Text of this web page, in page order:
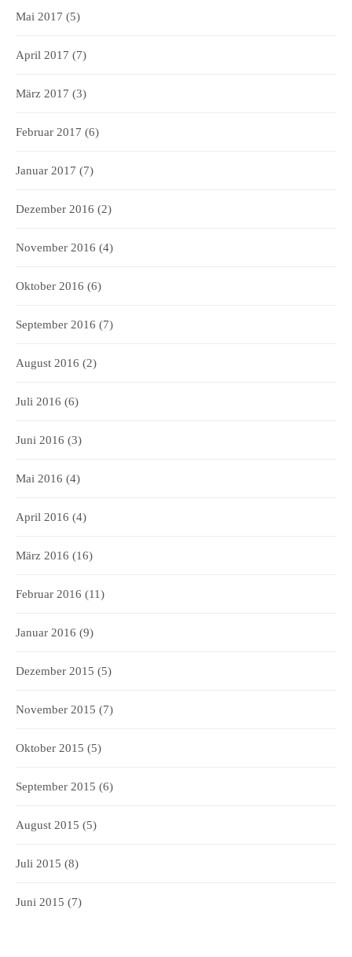
Mai 2017 (5)
April 2017 (7)
März 2017 (3)
Februar 2017 (6)
Januar 2017 (7)
Dezember 2016 (2)
November 2016 (4)
Oktober 2016 (6)
September 2016 (7)
August 2016 (2)
Juli 2016 (6)
Juni 2016 (3)
Mai 2016 (4)
April 2016 (4)
März 2016 (16)
Februar 2016 (11)
Januar 2016 (9)
Dezember 2015 (5)
November 2015 (7)
Oktober 2015 (5)
September 2015 (6)
August 2015 (5)
Juli 2015 (8)
Juni 2015 (7)